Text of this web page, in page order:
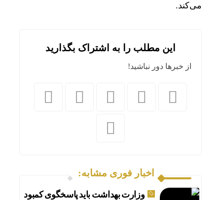
می‌کند.
این مطلب را به اشتراک بگذارید
از خبرها دور نباشید!
اخبار فوری مشابه:
وزارت بهداشت باید پاسخگوی کمبود